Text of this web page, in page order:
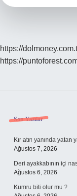
https://
https://
Sidebar
Son Yazılar
Kır atın yanında
Ağustos 7, 2026
Deri ayakkabının içi
Ağustos 6, 2026
Kumru biti olur mu ?